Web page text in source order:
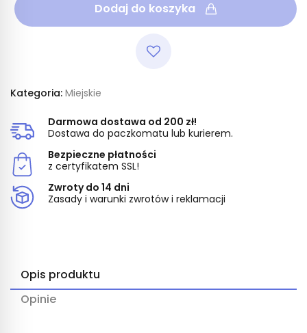
Dodaj do koszyka
Kategoria: Miejskie
Darmowa dostawa od 200 zł!
Dostawa do paczkomatu lub kurierem.
Bezpieczne płatności
z certyfikatem SSL!
Zwroty do 14 dni
Zasady i warunki zwrotów i reklamacji
Opis produktu
Opinie